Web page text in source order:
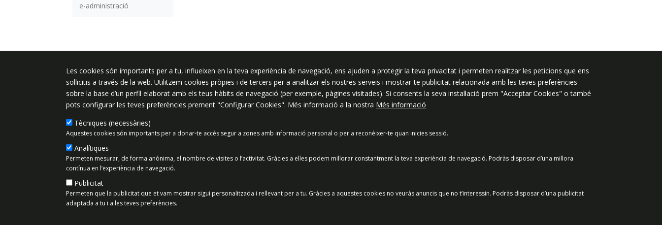
e-administració
Plaça de l'Ajuntament 6, 08340 Vilassar
de Mar
937 542 400
Segueix-nos a:
Preguntes freqüents
Les cookies són importants per a tu, influeixen en la teva experiència de navegació, ens ajuden a protegir la teva privacitat i permeten realitzar les peticions que ens
sol·licitis a través de la web. Utilitzem cookies pròpies i de tercers per a analitzar els nostres serveis i mostrar-te publicitat relacionada amb les teves preferències
sobre la base d’un perfil elaborat amb els teus hàbits de navegació (per exemple, pàgines visitades). Si consents la seva instal·lació prem "Acceptar Cookies" o també
pots configurar les teves preferències prement "Configurar Cookies". Més informació a la nostra Més informació
Tècniques (necessàries)
Aquestes cookies són importants per a donar-te accés segur a zones amb informació personal o per a reconèixer-te quan inicies sessió.
Analítiques
Permeten mesurar, de forma anònima, el nombre de visites o l’activitat. Gràcies a elles podem millorar constantment la teva experiència de navegació. Podràs disposar d’una millora
contínua en l’experiència de navegació.
Publicitat
Permeten que la publicitat que et vam mostrar sigui personalitzada i rellevant per a tu. Gràcies a aquestes cookies no veuràs anuncis que no t’interessin. Podràs disposar d’una publicitat
adaptada a tu i a les teves preferències.
Acceptar Cookies